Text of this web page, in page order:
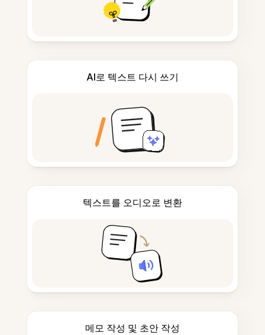
AI로 텍스트 다시 쓰기
텍스트를 오디오로 변환
메모 작성 및 초안 작성